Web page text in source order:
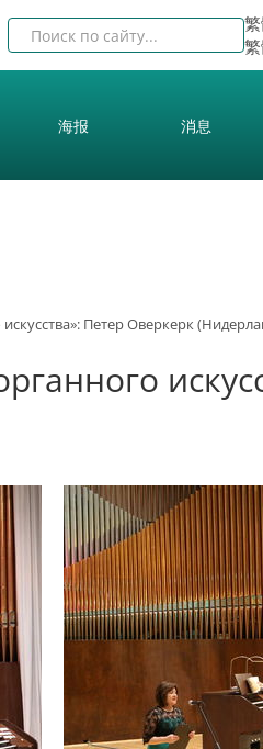
海报 消息
Петер Оверкерк